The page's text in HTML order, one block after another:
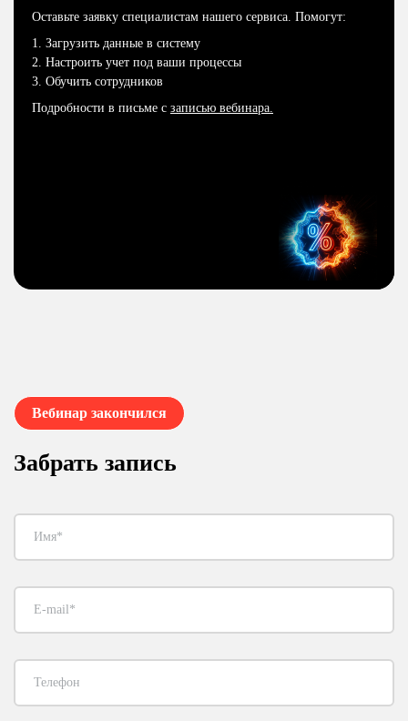
Оставьте заявку специалистам нашего сервиса. Помогут:
1. Загрузить данные в систему
2. Настроить учет под ваши процессы
3. Обучить сотрудников
Подробности в письме с записью вебинара.
Вебинар закончился
Забрать запись